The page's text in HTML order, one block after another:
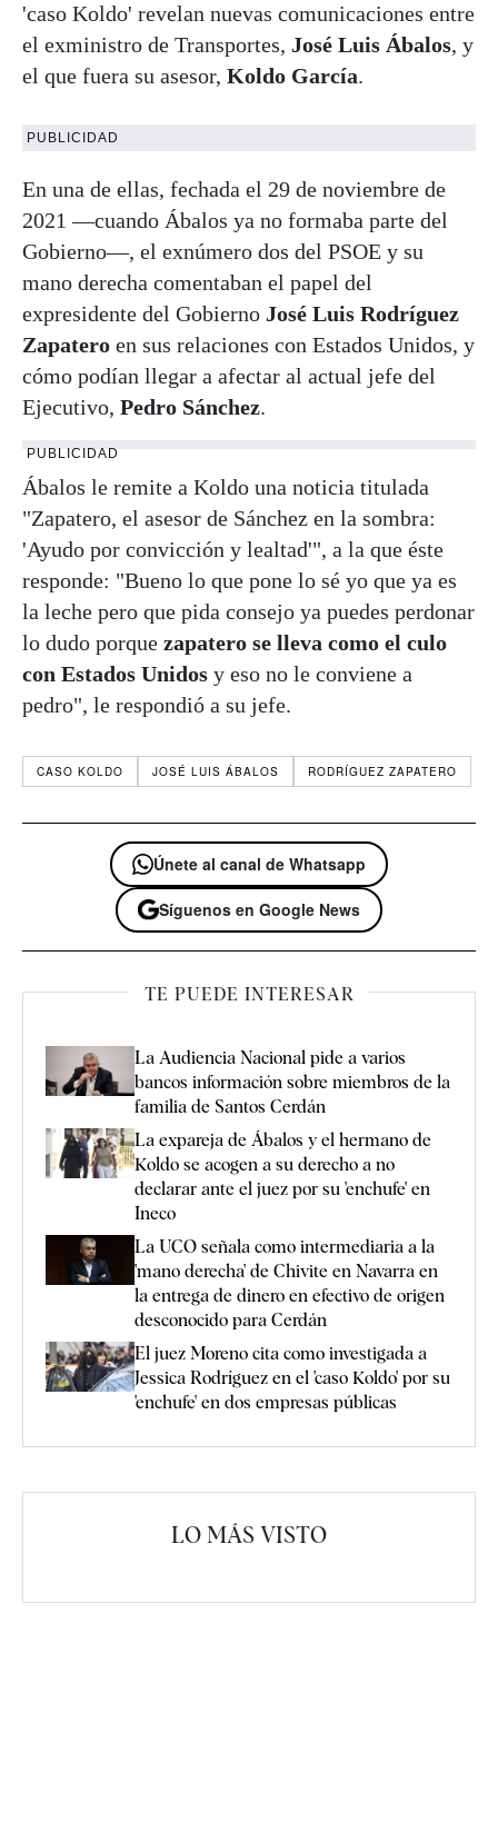
'caso Koldo' revelan nuevas comunicaciones entre
el exministro de Transportes, José Luis Ábalos, y
el que fuera su asesor, Koldo García.
PUBLICIDAD
En una de ellas, fechada el 29 de noviembre de
2021 —cuando Ábalos ya no formaba parte del
Gobierno—, el exnúmero dos del PSOE y su
mano derecha comentaban el papel del
expresidente del Gobierno José Luis Rodríguez
Zapatero en sus relaciones con Estados Unidos, y
cómo podían llegar a afectar al actual jefe del
Ejecutivo, Pedro Sánchez.
PUBLICIDAD
Ábalos le remite a Koldo una noticia titulada
"Zapatero, el asesor de Sánchez en la sombra:
'Ayudo por convicción y lealtad'", a la que éste
responde: "Bueno lo que pone lo sé yo que ya es
la leche pero que pida consejo ya puedes perdonar
lo dudo porque zapatero se lleva como el culo
con Estados Unidos y eso no le conviene a
pedro", le respondió a su jefe.
CASO KOLDO JOSÉ LUIS ÁBALOS RODRÍGUEZ ZAPATERO
Únete al canal de Whatsapp
Síguenos en Google News
TE PUEDE INTERESAR
La Audiencia Nacional pide a varios
bancos información sobre miembros de la
familia de Santos Cerdán
La expareja de Ábalos y el hermano de
Koldo se acogen a su derecho a no
declarar ante el juez por su 'enchufe' en
Ineco
La UCO señala como intermediaria a la
'mano derecha' de Chivite en Navarra en
la entrega de dinero en efectivo de origen
desconocido para Cerdán
El juez Moreno cita como investigada a
Jessica Rodríguez en el 'caso Koldo' por su
'enchufe' en dos empresas públicas
LO MÁS VISTO